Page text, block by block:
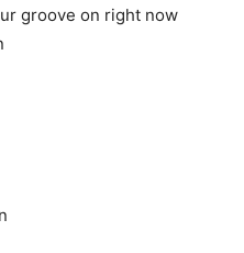
groove on right now